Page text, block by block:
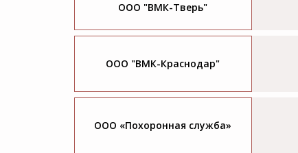
ООО "ВМК-Тверь"
ООО "ВМК-Краснодар"
ООО «Похоронная служба»